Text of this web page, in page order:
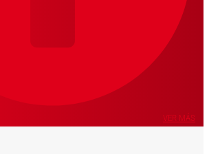
VER MÁS